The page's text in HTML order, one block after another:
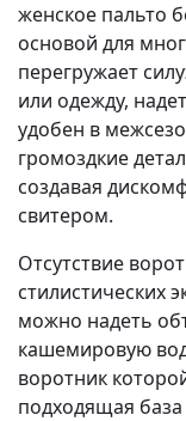
женское пальто
основой для
перегружает
или одежду,
удобен в
громоздкие
создавая
свитером.
Отсутствие
стилистических
можно надеть
кашемировую
воротник
подходящая